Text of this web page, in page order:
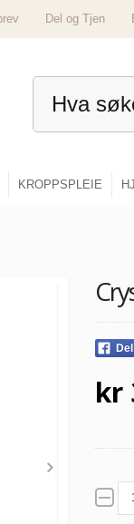
Del og Tjen
KROPPSPLEIE
kr